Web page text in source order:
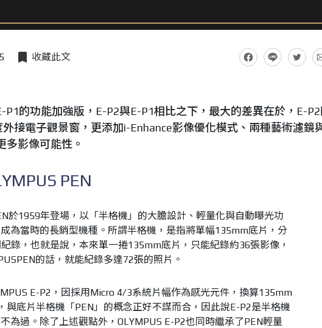
收藏此文
P1的功能加強版，E-P2與E-P1相比之下，最大的差異在於，E-
接電子觀景窗，更添加i-Enhance影像優化模式、兩種藝術濾鏡
多影像可能性。
PEN
於1959年登場，以「半格機」的大膽設計、輕量化與自動曝光功
為當時的長銷型機種。所謂半格機，是指將單幅135mm底片，分
錄，也就是說，本來單一捲135mm底片，只能紀錄約36張影像，
的話，就能紀錄多達72張的照片。
E-P2，因採用Micro 4/3系統片幅作為感光元件，換算135mm
與底片半格機「PEN」的概念正好不謀而合，因此說E-P2是半格機
為過。除了上述觀點外，OLYMPUS E-P2也同時繼承了PEN輕量